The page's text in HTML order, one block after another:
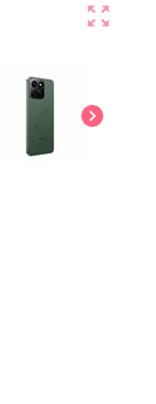
zoom_out_map
chevron_right